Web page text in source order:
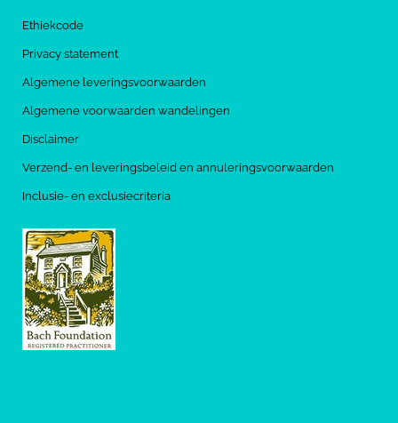
Ethiekcode
Privacy statement
Algemene leveringsvoorwaarden
Algemene voorwaarden wandelingen
Disclaimer
Verzend- en leveringsbeleid en annuleringsvoorwaarden
Inclusie- en exclusiecriteria